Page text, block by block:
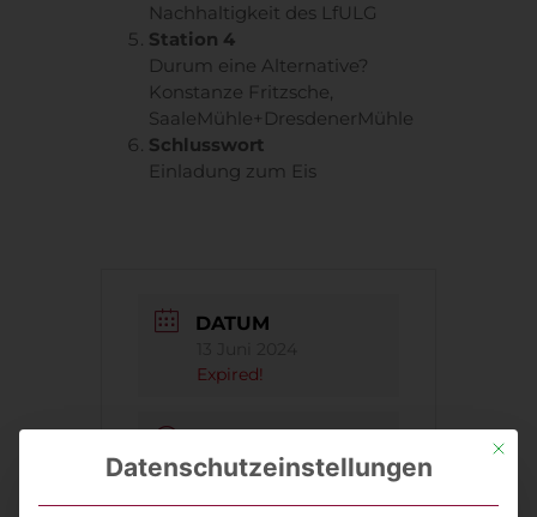
Nachhaltigkeit des LfULG
Station 4
Durum eine Alternative?
Konstanze Fritzsche,
SaaleMühle+DresdenerMühle
Schlusswort
Einladung zum Eis
DATUM
Expired!
09:00 - 12:00
Mit
Datenschutzeinstellungen